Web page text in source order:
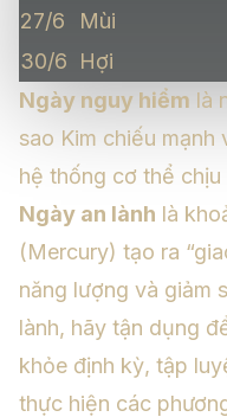
27/6
Mùi
30/6
Hợi
Ngày nguy hiểm là
sao Kim chiếu
hệ thống cơ thể chịu
Ngày an lành là
(Mercury) tạo ra
năng lượng và giảm
lành, hãy tận dụng
khỏe định kỳ, tập
thực hiện các